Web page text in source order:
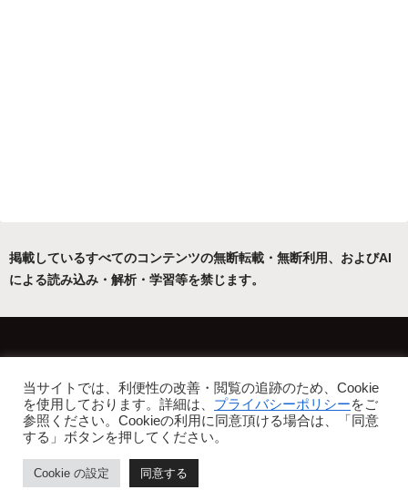
掲載しているすべてのコンテンツの無断転載・無断利用、およびAI
による読み込み・解析・学習等を禁じます。
プライバシーポリシー・免責事項
Copyright © 2022-2026 フリーアトリエ晴星 All Rights Reserved.
当サイトでは、利便性の改善・閲覧の追跡のため、Cookie
を使用しております。詳細は、 プライバシーポリシーをご
参照ください。Cookieの利用に同意頂ける場合は、「同意
する」ボタンを押してください。
Cookie の設定 同意する